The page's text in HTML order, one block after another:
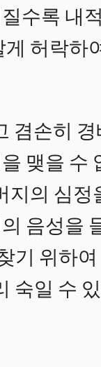
수록 내
허락
겸손히
맺을 수
지의 심
음성을
기 위하
숙일 수